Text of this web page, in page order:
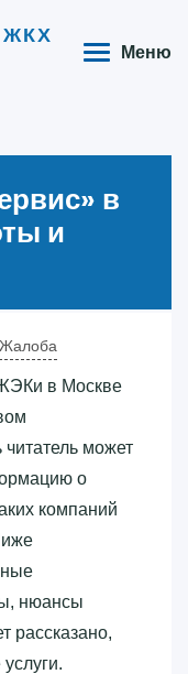
Меню
в
и
Жалоба
в Москве
может
о
компаний
нюансы
рассказано,